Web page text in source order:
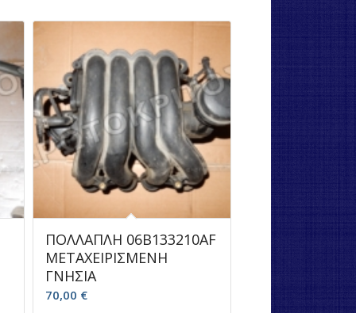
ΠΟΛΛΑΠΛΗ 06B133210AF
ΜΕΤΑΧΕΙΡΙΣΜΕΝΗ
ΓΝΗΣΙΑ
70,00 €